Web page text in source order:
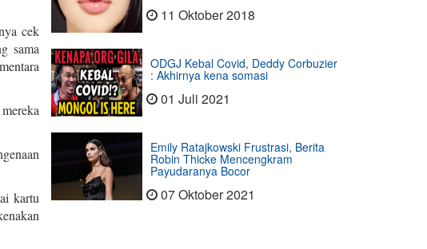
cek
sama
kartu
11 Oktober 2018
ODGJ Kebal Covid, Deddy Corbuzier
: Akhirnya kena somasi
01 Juli 2021
Emily Ratajkowski Frustrasi, Berita
Robin Thicke Mencengkram
Payudaranya Bocor
07 Oktober 2021